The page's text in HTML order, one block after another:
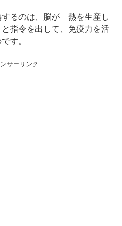
るのは、脳が「熱を生産し
指令を出して、免疫力を活
す。
サーリンク